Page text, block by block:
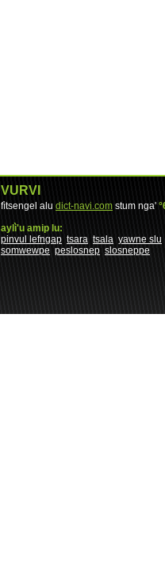
VURVI
fìtsengel alu dict-navi.com stum nga'
aylì'u amip lu:
pinvul lefngap tsara tsala yawne slu
somwewpe peslosnep slosneppe